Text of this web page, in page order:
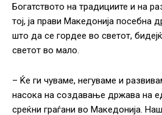
Богатството на традициите и на
тој, ја прави Македонија посебна
што да се гордее во светот,
светот во мало.
– Ќе ги чуваме, негуваме и
насока на создавање држава на
среќни граѓани во Македонија.